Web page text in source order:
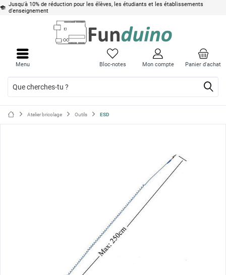
Jusqu'à 10% de réduction pour les élèves, les étudiants et les établissements
d'enseignement
Panier d'achat
Bloc-notes Mon compte
Menu
Atelier bricolage Outils ESD
le
menu
le
menu